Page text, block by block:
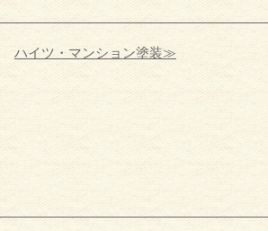
ハイツ・マンション塗装≫